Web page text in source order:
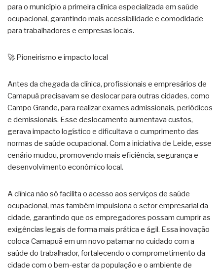
para o município a primeira clínica especializada em saúde
ocupacional, garantindo mais acessibilidade e comodidade
para trabalhadores e empresas locais.
🚀 Pioneirismo e impacto local
Antes da chegada da clínica, profissionais e empresários de
Camapuã precisavam se deslocar para outras cidades, como
Campo Grande, para realizar exames admissionais, periódicos
e demissionais. Esse deslocamento aumentava custos,
gerava impacto logístico e dificultava o cumprimento das
normas de saúde ocupacional. Com a iniciativa de Leide, esse
cenário mudou, promovendo mais eficiência, segurança e
desenvolvimento econômico local.
A clínica não só facilita o acesso aos serviços de saúde
ocupacional, mas também impulsiona o setor empresarial da
cidade, garantindo que os empregadores possam cumprir as
exigências legais de forma mais prática e ágil. Essa inovação
coloca Camapuã em um novo patamar no cuidado com a
saúde do trabalhador, fortalecendo o comprometimento da
cidade com o bem-estar da população e o ambiente de